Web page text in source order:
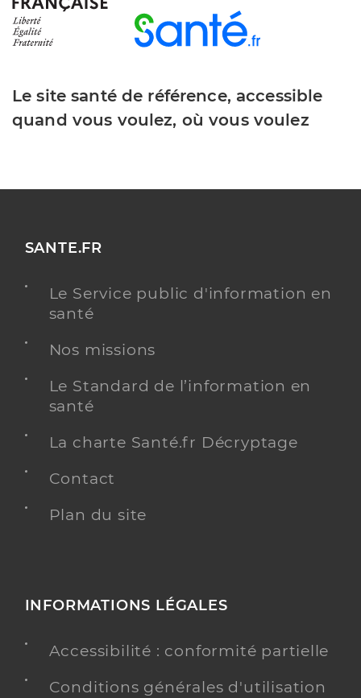
Le site santé de référence, accessible
quand vous voulez, où vous voulez
SANTE.FR
Le Service public d'information en
santé
Nos missions
Le Standard de l’information en
santé
La charte Santé.fr Décryptage
Contact
Plan du site
INFORMATIONS LÉGALES
Accessibilité : conformité partielle
Conditions générales d'utilisation